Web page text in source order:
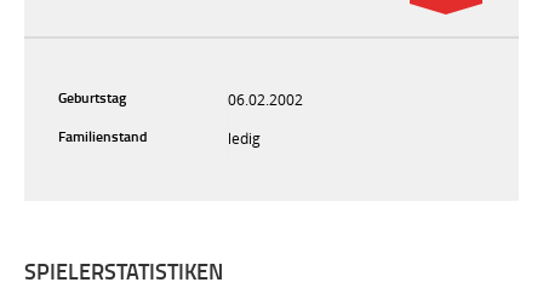
Geburtstag
06.02.2002
Familienstand
ledig
SPIELERSTATISTIKEN